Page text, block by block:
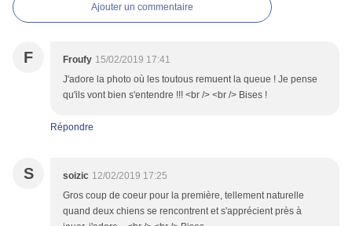
Ajouter un commentaire
F Froufy 15/02/2019 17:41
J'adore la photo où les toutous remuent la queue ! Je pense
qu'ils vont bien s'entendre !!! <br /> <br /> Bises !
Répondre
S soizic 12/02/2019 17:25
Gros coup de coeur pour la première, tellement naturelle
quand deux chiens se rencontrent et s'apprécient près à